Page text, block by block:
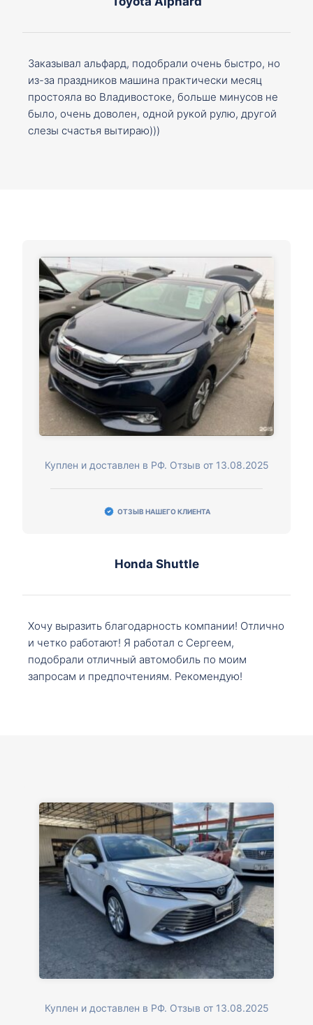
Заказывал альфард, подобрали очень быстро, но
из-за праздников машина практически месяц
простояла во Владивостоке, больше минусов не
было, очень доволен, одной рукой рулю, другой
слезы счастья вытираю)))
Куплен и доставлен в РФ. Отзыв от 13.08.2025
ОТЗЫВ НАШЕГО КЛИЕНТА
Honda Shuttle
Хочу выразить благодарность компании! Отлично
и четко работают! Я работал с Сергеем,
подобрали отличный автомобиль по моим
запросам и предпочтениям. Рекомендую!
Куплен и доставлен в РФ. Отзыв от 13.08.2025